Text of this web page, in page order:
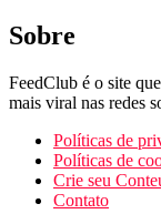
Sobre
FeedClub é o site
mais viral nas redes
Políticas de
Políticas de
Crie seu
Contato